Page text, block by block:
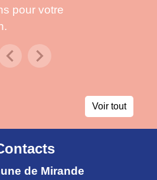
pour votre
Previous
chevron_right
Next
Voir tout
de Mirande